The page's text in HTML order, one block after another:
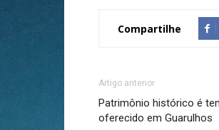
Compartilhe
Artigo anterior
Patrimônio histórico é
oferecido em Guarulhos